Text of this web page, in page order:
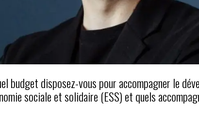
budget disposez-vous pour accompagner le
sociale et solidaire (ESS) et quels